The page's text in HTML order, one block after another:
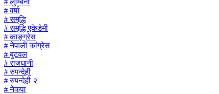
# लुम्बिनी
# वर्षा
# समृद्धि
# समृद्धि एकेडेमी
# काङ्ग्रेस
# नेपाली कांग्रेस
# बुटवल
# राजधानी
# रुपन्देही
# रुपन्देही २
# नेकपा